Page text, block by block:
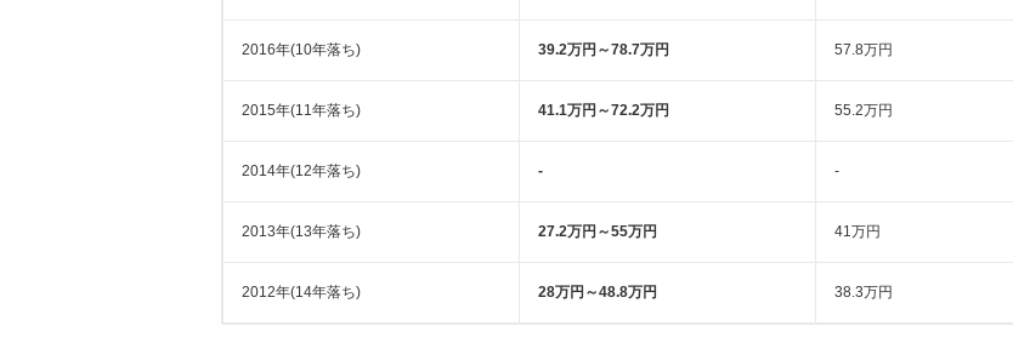
2016年(10年落ち) 39.2万円～78.7万円 57.8万円
2015年(11年落ち) 41.1万円～72.2万円 55.2万円
2014年(12年落ち) - -
2013年(13年落ち) 27.2万円～55万円 41万円
2012年(14年落ち) 28万円～48.8万円 38.3万円